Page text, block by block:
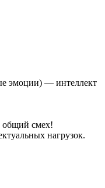
эмоции) — интеллект
общий смех!
нагрузок.